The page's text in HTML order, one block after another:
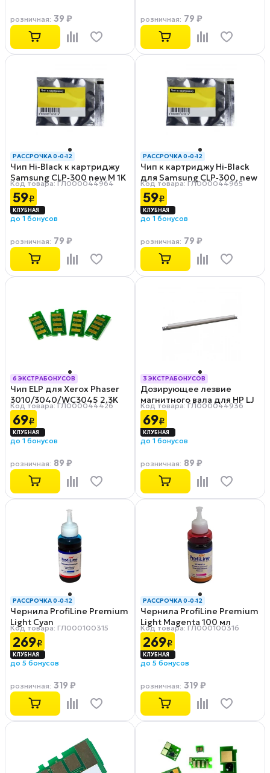
розничная: 39 ₽ розничная: 79 ₽
РАССРОЧКА 0-0-12
Чип Hi‑Black к картриджу
Samsung CLP‑300 new M 1K
Код товара: ГЛ000044964
59₽
до 1 бонусов
розничная: 79 ₽
РАССРОЧКА 0-0-12
Чип к картриджу Hi‑Black
для Samsung CLP‑300, new
Y, 1K
Код товара: ГЛ000044965
59₽
до 1 бонусов
розничная: 79 ₽
6 ЭКСТРАБОНУСОВ
РАССРОЧКА 0-0-12
Чип ELP для Xerox Phaser
3010/3040/WC3045 2.3K
Код товара: ГЛ000044426
69₽
до 1 бонусов
розничная: 89 ₽
3 ЭКСТРАБОНУСОВ
РАССРОЧКА 0-0-12
Дозирующее лезвие
магнитного вала для HP LJ
P1010/12/15/18/1020/1022/
Код товара: ГЛ000044936
69₽
до 1 бонусов
розничная: 89 ₽
РАССРОЧКА 0-0-12
Чернила ProfiLine Premium
Light Cyan
Код товара: ГЛ000100315
269₽
до 5 бонусов
розничная: 319 ₽
РАССРОЧКА 0-0-12
Чернила ProfiLine Premium
Light Magenta 100 мл
Код товара: ГЛ000100316
269₽
до 5 бонусов
розничная: 319 ₽